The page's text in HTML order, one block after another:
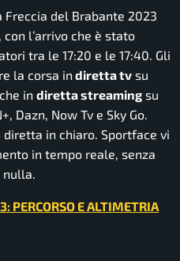
Freccia del Brabante 2023
l’arrivo che è stato
tra le 17:20 e le 17:40. Gli
la corsa in diretta tv su
in diretta streaming su
Dazn, Now Tv e Sky Go.
in chiaro. Sportface vi
in tempo reale, senza
PERCORSO E ALTIMETRIA